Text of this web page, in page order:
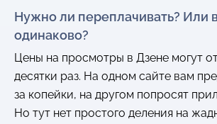
Нужно ли переплачивать? Или
одинаково?
Цены на просмотры в Дзене могут
десятки раз. На одном сайте вам
за копейки, на другом попросят
Но тут нет простого деления на